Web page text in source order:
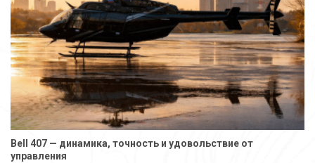
Bell 407 — динамика, точность и удовольствие от
управления